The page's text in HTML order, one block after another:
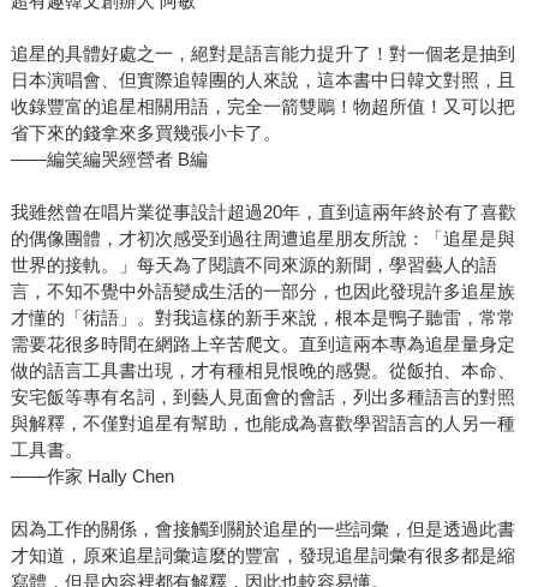
追星的具體好處之一，絕對是語言能力提升了！對一個老是抽到
日本演唱會、但實際追韓團的人來說，這本書中日韓文對照，且
收錄豐富的追星相關用語，完全一箭雙鵰！物超所值！又可以把
省下來的錢拿來多買幾張小卡了。
——編笑編哭經營者 B編
我雖然曾在唱片業從事設計超過20年，直到這兩年終於有了喜歡
的偶像團體，才初次感受到過往周遭追星朋友所說：「追星是與
世界的接軌。」每天為了閱讀不同來源的新聞，學習藝人的語
言，不知不覺中外語變成生活的一部分，也因此發現許多追星族
才懂的「術語」。對我這樣的新手來說，根本是鴨子聽雷，常常
需要花很多時間在網路上辛苦爬文。直到這兩本專為追星量身定
做的語言工具書出現，才有種相見恨晚的感覺。從飯拍、本命、
安宅飯等專有名詞，到藝人見面會的會話，列出多種語言的對照
與解釋，不僅對追星有幫助，也能成為喜歡學習語言的人另一種
工具書。
——作家 Hally Chen
因為工作的關係，會接觸到關於追星的一些詞彙，但是透過此書
才知道，原來追星詞彙這麼的豐富，發現追星詞彙有很多都是縮
寫體，但是內容裡都有解釋，因此也較容易懂。